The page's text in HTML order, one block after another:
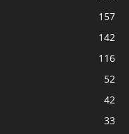
157
142
116
52
42
33